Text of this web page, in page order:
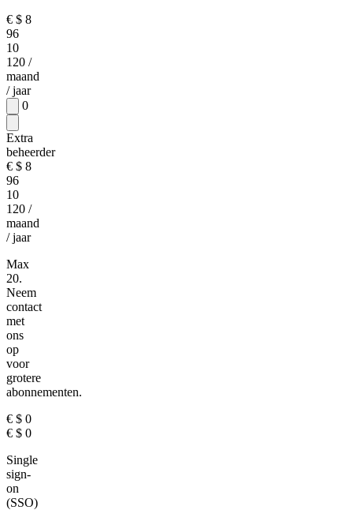
€ $ 8
96
10
120 /
maand
/ jaar
0
Extra
beheerder
€ $ 8
96
10
120 /
maand
/ jaar
Max
20.
Neem
contact
met
ons
op
voor
grotere
abonnementen.
€ $ 0
€ $ 0
Single
sign-
on
(SSO)